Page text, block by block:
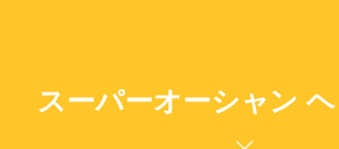
スーパーオーシャン